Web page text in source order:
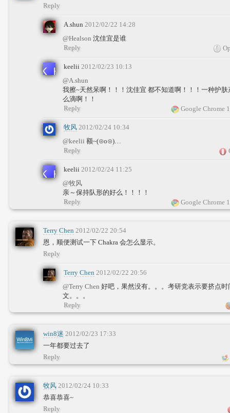
Reply
A.shun 2012/02/22 14:28
@Healson 沈佳宜是谁
Reply
keelii 2012/02/23 10:13
@A.shun
我擦~天然呆啊！！！沈佳宜 都不知道啊！！！一种护
么滴啊！！
Google Chrome
Reply
牧风 2012/02/24 10:34
@keelii 额~(⊙o⊙)…
Reply
keelii 2012/02/24 11:25
@牧风
亲～保持队形的好么！！！！
Google Chrome
Reply
Terry Chen 2012/02/22 20:54
恩，顺便测试一下 Chakra 会怎么显示。
Reply
Terry Chen 2012/02/22 20:56
@Terry Chen 好吧，果然没有。。。考研党表示要挤点时
文。。。
Reply
win8迷 2012/02/23 17:33
一年都要过去了
Reply
牧风 2012/02/24 10:33
恭喜恭喜~
Reply